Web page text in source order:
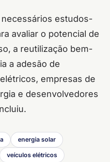
estudos-
avaliar o potencial de
a reutilização bem-
a adesão de
empresas de
e desenvolvedores
energia solar
veículos elétricos